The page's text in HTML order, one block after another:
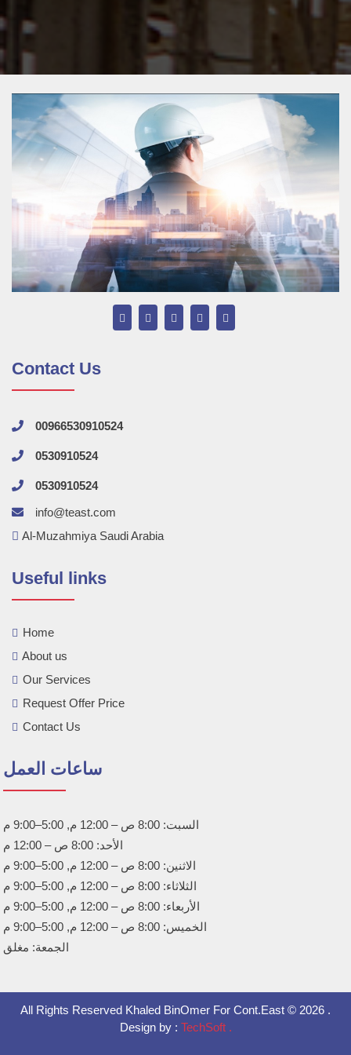
Contact Us
00966530910524
0530910524
0530910524
info@teast.com
Al-Muzahmiya Saudi Arabia
Useful links
Home
About us
Our Services
Request Offer Price
Contact Us
ساعات العمل
السبت: 8:00 ص – 12:00 م, 5:00–9:00 م
الأحد: 8:00 ص – 12:00 م
الاثنين: 8:00 ص – 12:00 م, 5:00–9:00 م
الثلاثاء: 8:00 ص – 12:00 م, 5:00–9:00 م
الأربعاء: 8:00 ص – 12:00 م, 5:00–9:00 م
الخميس: 8:00 ص – 12:00 م, 5:00–9:00 م
الجمعة: مغلق
All Rights Reserved Khaled BinOmer For Cont.East © 2026 .
Design by : TechSoft .